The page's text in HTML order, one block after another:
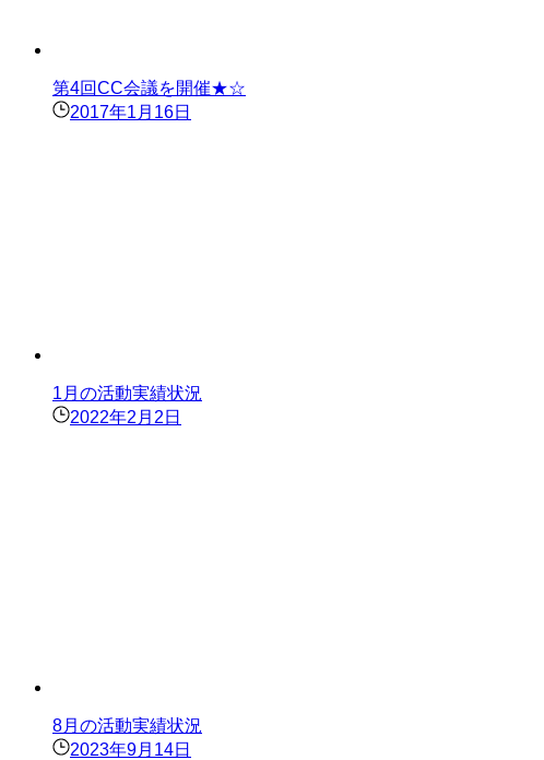
第4回CC会議を開催★☆
2017年1月16日
1月の活動実績状況
2022年2月2日
8月の活動実績状況
2023年9月14日